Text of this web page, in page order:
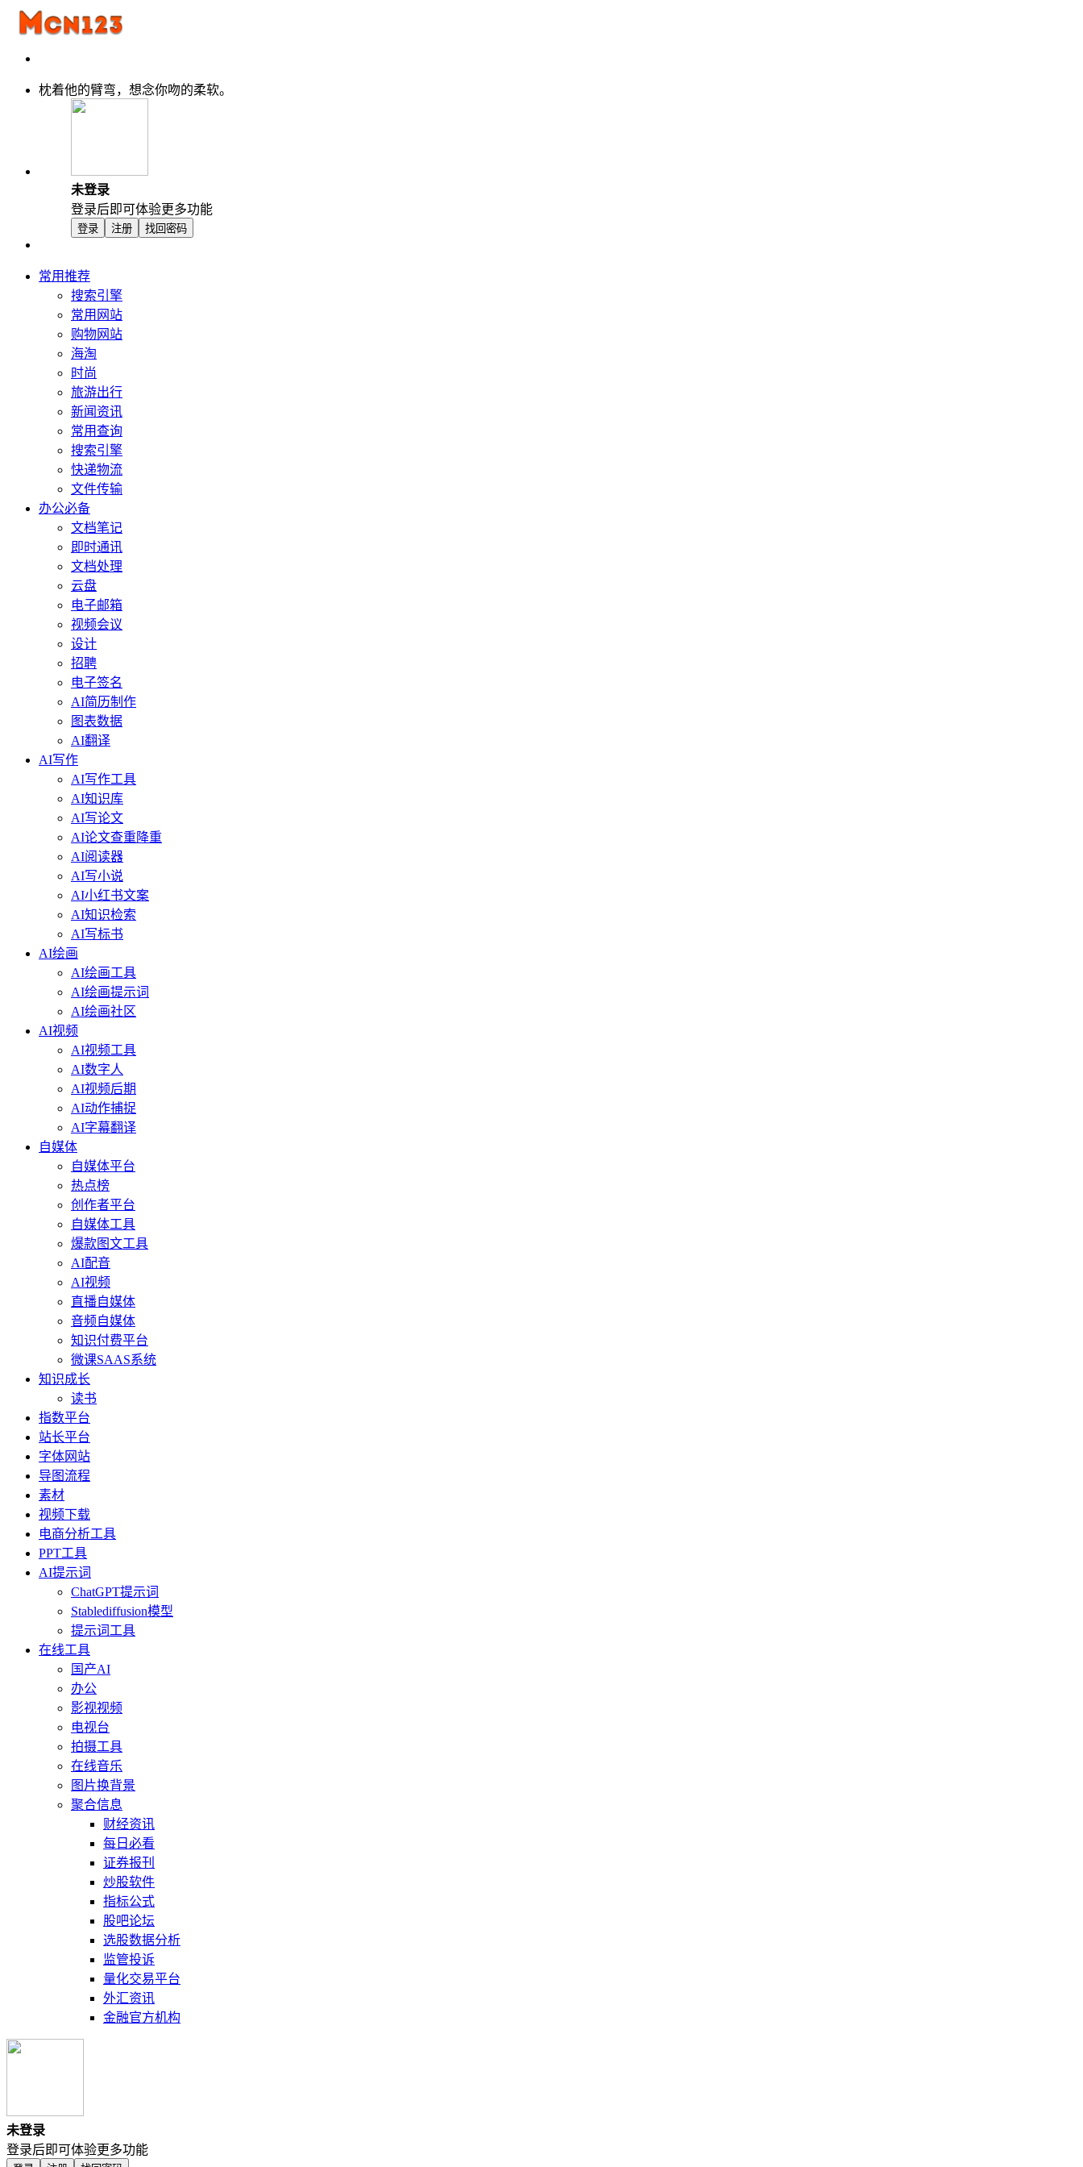
枕着他的臂弯，想念你吻的柔软。
未登录
登录后即可体验更多功能
登录 注册 找回密码
常用推荐
搜索引擎
常用网站
购物网站
海淘
时尚
旅游出行
新闻资讯
常用查询
搜索引擎
快递物流
文件传输
办公必备
文档笔记
即时通讯
文档处理
云盘
电子邮箱
视频会议
设计
招聘
电子签名
AI简历制作
图表数据
AI翻译
AI写作
AI写作工具
AI知识库
AI写论文
AI论文查重降重
AI阅读器
AI写小说
AI小红书文案
AI知识检索
AI写标书
AI绘画
AI绘画工具
AI绘画提示词
AI绘画社区
AI视频
AI视频工具
AI数字人
AI视频后期
AI动作捕捉
AI字幕翻译
自媒体
自媒体平台
热点榜
创作者平台
自媒体工具
爆款图文工具
AI配音
AI视频
直播自媒体
音频自媒体
知识付费平台
微课SAAS系统
知识成长
读书
指数平台
站长平台
字体网站
导图流程
素材
视频下载
电商分析工具
PPT工具
AI提示词
ChatGPT提示词
Stablediffusion模型
提示词工具
在线工具
国产AI
办公
影视视频
电视台
拍摄工具
在线音乐
图片换背景
聚合信息
财经资讯
每日必看
证券报刊
炒股软件
指标公式
股吧论坛
选股数据分析
监管投诉
量化交易平台
外汇资讯
金融官方机构
未登录
登录后即可体验更多功能